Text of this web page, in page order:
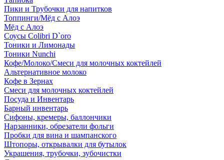
Пики и Трубочки для напитков
Топпинги/Мёд с Алоэ
Мёд с Алоэ
Соусы Colibri D`oro
Тоники и Лимонады
Тоники Nunchi
Кофе/Молоко/Смеси для молочных коктейлей
Альтернативное молоко
Кофе в Зернах
Смеси для молочных коктейлей
Посуда и Инвентарь
Барный инвентарь
Сифоны, кремеры, баллончики
Нарзанники, обрезатели фольги
Пробки для вина и шампанского
Штопоры, открывалки для бутылок
Украшения, трубочки, зубочистки